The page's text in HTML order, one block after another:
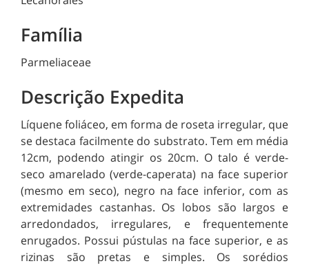
Família
Parmeliaceae
Descrição Expedita
Líquene foliáceo, em forma de roseta irregular, que
se destaca facilmente do substrato. Tem em média
12cm, podendo atingir os 20cm. O talo é verde-
seco amarelado (verde-caperata) na face superior
(mesmo em seco), negro na face inferior, com as
extremidades castanhas. Os lobos são largos e
arredondados, irregulares, e frequentemente
enrugados. Possui pústulas na face superior, e as
rizinas são pretas e simples. Os sorédios